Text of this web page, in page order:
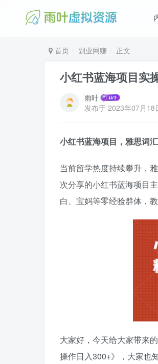
首页 副业网赚 正文
小红书蓝海项目实
雨叶
发布于 2023年07月18
小红书蓝海项目，雅思词
当前留学热度持续攀升，
次分享的小红书蓝海项目
白、宝妈等零经验群体，
大家好，今天给大家带来
操作日入300+》，大家也